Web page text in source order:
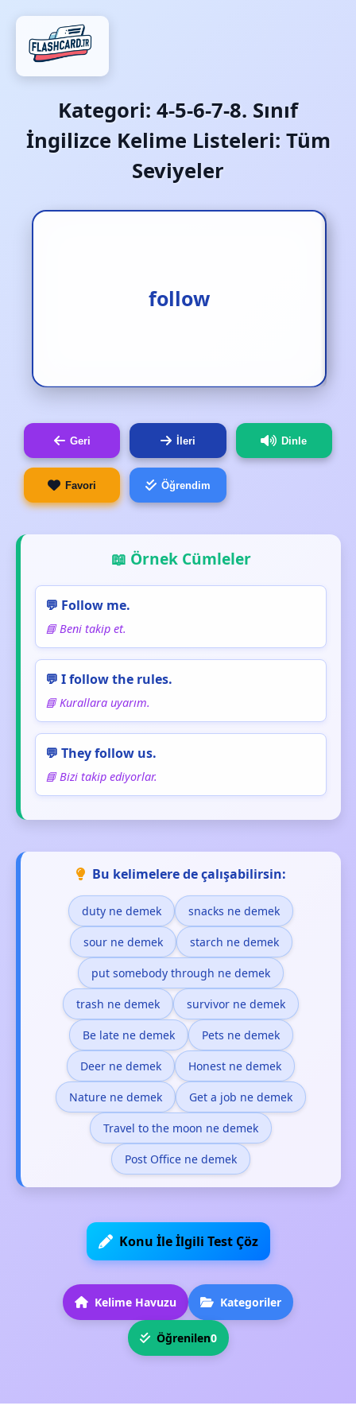
Kategori: 4-5-6-7-8. Sınıf
İngilizce Kelime Listeleri: Tüm
Seviyeler
follow
takip etmek
Geri İleri Dinle
Favori Öğrendim
📖 Örnek Cümleler
💬 Follow me.
📘 Beni takip et.
💬 I follow the rules.
📘 Kurallara uyarım.
💬 They follow us.
📘 Bizi takip ediyorlar.
Bu kelimelere de çalışabilirsin:
duty ne demek snacks ne demek
sour ne demek starch ne demek
put somebody through ne demek
trash ne demek survivor ne demek
Be late ne demek Pets ne demek
Deer ne demek Honest ne demek
Nature ne demek Get a job ne demek
Travel to the moon ne demek
Post Office ne demek
Konu İle İlgili Test Çöz
Kelime Havuzu Kategoriler
Öğrenilen0